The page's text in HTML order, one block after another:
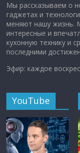
Мы рассказываем о
гаджетах и
меняют нашу жизнь.
интересные и
кухонную технику и
последними
Эфир: каждое
YouTube